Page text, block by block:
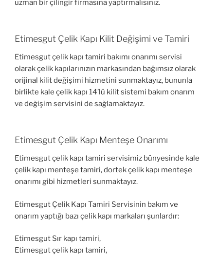
uzman bir çilingir firmasına yaptırmalısınız.
Etimesgut Çelik Kapı Kilit Değişimi ve Tamiri
Etimesgut çelik kapı tamiri bakımı onarımı servisi
olarak çelik kapılarınızın markasından bağımsız olarak
orijinal kilit değişimi hizmetini sunmaktayız, bununla
birlikte kale çelik kapı 14’lü kilit sistemi bakım onarım
ve değişim servisini de sağlamaktayız.
Etimesgut Çelik Kapı Menteşe Onarımı
Etimesgut çelik kapı tamiri servisimiz bünyesinde kale
çelik kapı menteşe tamiri, dortek çelik kapı menteşe
onarımı gibi hizmetleri sunmaktayız.
Etimesgut Çelik Kapı Tamiri Servisinin bakım ve
onarım yaptığı bazı çelik kapı markaları şunlardır:
Etimesgut Sır kapı tamiri,
Etimesgut çelik kapı tamiri,